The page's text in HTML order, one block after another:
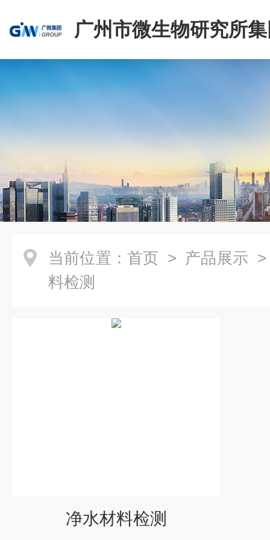
广州市微生物研究所
有限公司
当前位置： 首页 > 产品展示
料检测
净水材料检测